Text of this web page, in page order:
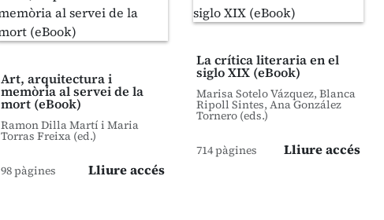
Art, arquitectura i
memòria al servei de la
mort (eBook)
Ramon Dilla Martí i Maria
Torras Freixa (ed.)
98 pàgines Lliure accés
La crítica literaria en el
siglo XIX (eBook)
Marisa Sotelo Vázquez, Blanca
Ripoll Sintes, Ana González
Tornero (eds.)
714 pàgines Lliure accés